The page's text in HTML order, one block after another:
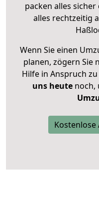
packen alles
alles rechtzeitig
Wenn Sie einen
planen, zögern Sie
Hilfe in Anspruch
uns heutenoch,